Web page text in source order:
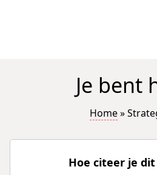
Je bent
Home»
Hoe citeer je